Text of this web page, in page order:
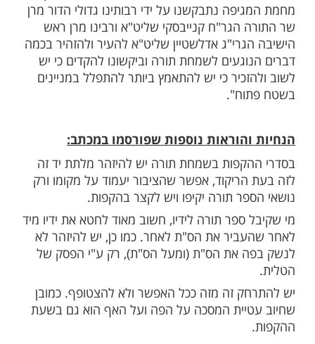
לשמחת תורה תשפ''א
עוד תוכן חדש ומפתיע! התחברו לכל
שלנו בתהילים
בלחיצה כאן >>>​
הרבנים והדיינים, נכתב כי ''לרגל המצב הקשה
נתבקשנו על ידי רבותינו גדולי הדור מרן
הגר"ח קנייבסקי שליט"א ורבינו מרן ראש
אדלשטיין שליט"א להעיר ולהזהיר בכמה
לשמחת תורה וביקשונו להקדים כי יש
כי יש להתאמץ ביותר להתפלל במניינים
נוספות שפורסמו במכתב: